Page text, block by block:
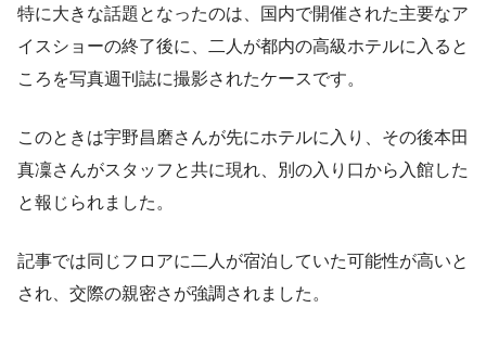
特に大きな話題となったのは、国内で開催された主要なア
イスショーの終了後に、二人が都内の高級ホテルに入ると
ころを写真週刊誌に撮影されたケースです。
このときは宇野昌磨さんが先にホテルに入り、その後本田
真凜さんがスタッフと共に現れ、別の入り口から入館した
と報じられました。
記事では同じフロアに二人が宿泊していた可能性が高いと
され、交際の親密さが強調されました。